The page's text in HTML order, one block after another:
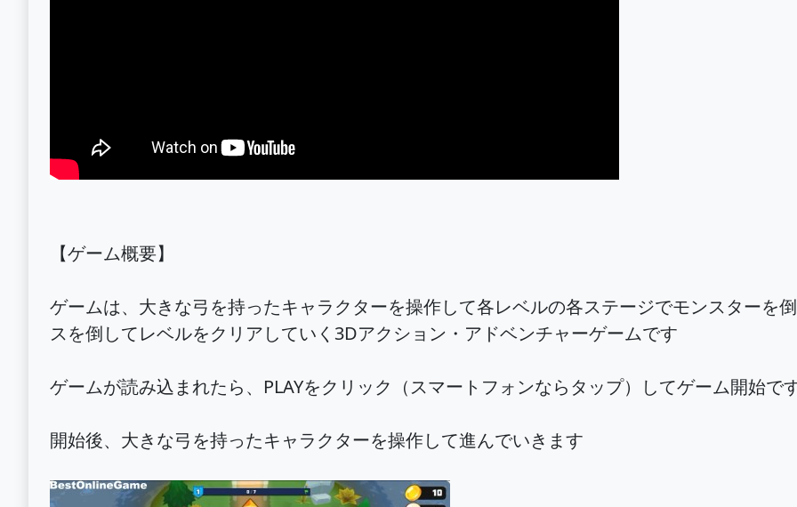
【ゲーム概要】
ゲームは、大きな弓を持ったキャラクターを操作して各レベルの各ステージでモンスターを
スを倒してレベルをクリアしていく3Dアクション・アドベンチャーゲームです
ゲームが読み込まれたら、PLAYをクリック（スマートフォンならタップ）してゲーム開始で
開始後、大きな弓を持ったキャラクターを操作して進んでいきます